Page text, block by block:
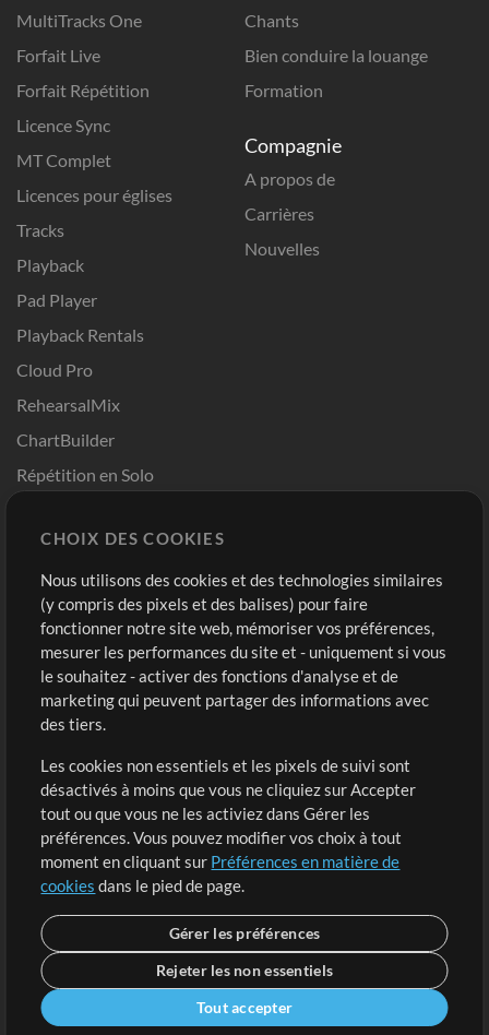
MultiTracks One
Forfait Live
Forfait Répétition
Licence Sync
MT Complet
Licences pour églises
Tracks
Playback
Pad Player
Playback Rentals
Cloud Pro
RehearsalMix
ChartBuilder
Répétition en Solo
Modèles ProPresenter
Sons
Chants
Bien conduire la louange
Formation
Compagnie
A propos de
Carrières
Nouvelles
Boutique
Acheter des crédits
Contenu gratuit
Demander les pistes
Extras
Sessions
Soumettre votre contenu
Listes de lecture
Conférence MT
Compte
Connexion
S'inscrire
CHOIX DES COOKIES
Nous utilisons des cookies et des technologies similaires
(y compris des pixels et des balises) pour faire
fonctionner notre site web, mémoriser vos préférences,
mesurer les performances du site et - uniquement si vous
le souhaitez - activer des fonctions d'analyse et de
marketing qui peuvent partager des informations avec
des tiers.
Les cookies non essentiels et les pixels de suivi sont
désactivés à moins que vous ne cliquiez sur Accepter
tout ou que vous ne les activiez dans Gérer les
préférences. Vous pouvez modifier vos choix à tout
moment en cliquant sur Préférences en matière de
cookies dans le pied de page.
Gérer les préférences
Rejeter les non essentiels
Tout accepter